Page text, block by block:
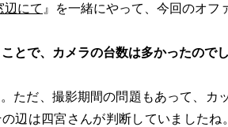
辺にて 』を一緒にやって、今回のオフ
とで、カメラの台数は多かったのでし
ただ、撮影期間の問題もあって、カ
辺は四宮さんが判断していましたね